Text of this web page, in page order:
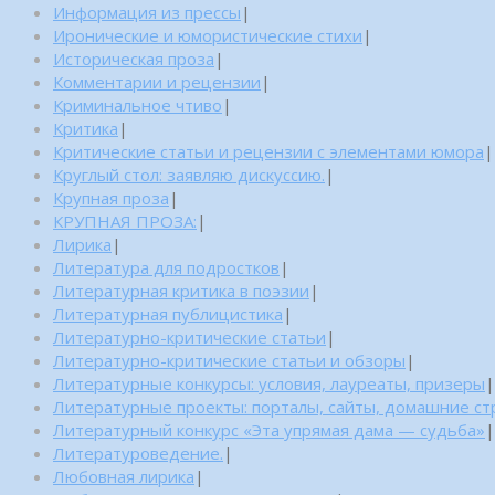
Информация из прессы |
Иронические и юмористические стихи |
Историческая проза |
Комментарии и рецензии |
Криминальное чтиво |
Критика |
Критические статьи и рецензии с элементами юмора |
Круглый стол: заявляю дискуссию. |
Крупная проза |
КРУПНАЯ ПРОЗА: |
Лирика |
Литература для подростков |
Литературная критика в поэзии |
Литературная публицистика |
Литературно-критические статьи |
Литературно-критические статьи и обзоры |
Литературные конкурсы: условия, лауреаты, призеры |
Литературные проекты: порталы, сайты, домашние
Литературный конкурс «Эта упрямая дама — судьба» |
Литературоведение. |
Любовная лирика |